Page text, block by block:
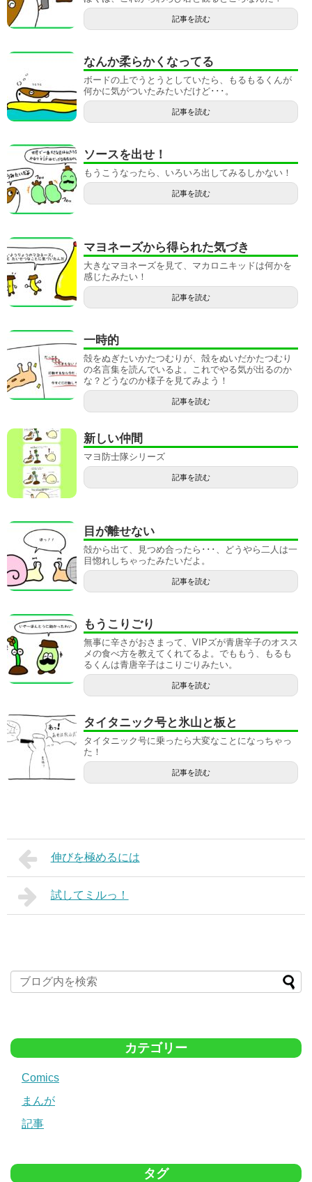
記事を読む
なんか柔らかくなってる
ボードの上でうとうとしていたら、もるもるくんが
何かに気がついたみたいだけど･･･。
記事を読む
ソースを出せ！
もうこうなったら、いろいろ出してみるしかない！
記事を読む
マヨネーズから得られた気づき
大きなマヨネーズを見て、マカロニキッドは何かを
感じたみたい！
記事を読む
一時的
殻をぬぎたいかたつむりが、殻をぬいだかたつむり
の名言集を読んでいるよ。これでやる気が出るのか
な？どうなのか様子を見てみよう！
記事を読む
新しい仲間
マヨ防士隊シリーズ
記事を読む
目が離せない
殻から出て、見つめ合ったら･･･、どうやら二人は一
目惚れしちゃったみたいだよ。
記事を読む
もうこりごり
無事に辛さがおさまって、VIPズが青唐辛子のオスス
メの食べ方を教えてくれてるよ。でももう、もるも
るくんは青唐辛子はこりごりみたい。
記事を読む
タイタニック号と氷山と板と
タイタニック号に乗ったら大変なことになっちゃっ
た！
記事を読む
伸びを極めるには
試してミルっ！
カテゴリー
Comics
まんが
記事
タグ